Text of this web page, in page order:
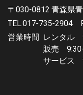
〒030-0812 青森県
TEL.017-735-2904
営業時間
レンタル
販売
サービス